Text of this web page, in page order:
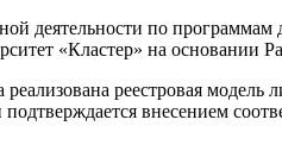
деятельности по
«Кластер» на основании
реестровая
внесением